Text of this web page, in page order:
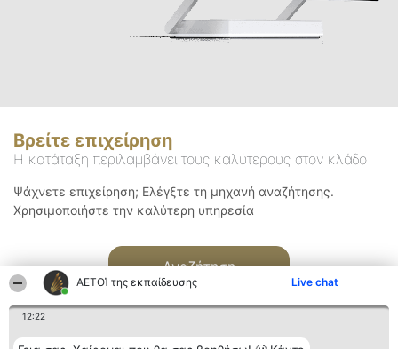
ΑΕΤΟΊ της εκπαίδευσης Live chat
12:22
Βρείτε επιχείρηση
Η κατάταξη περιλαμβάνει τους καλύτερους στον κλάδο
Ψάχνετε επιχείρηση; Ελέγξτε τη μηχανή αναζήτησης.
Χρησιμοποιήστε την καλύτερη υπηρεσία
Αναζήτηση